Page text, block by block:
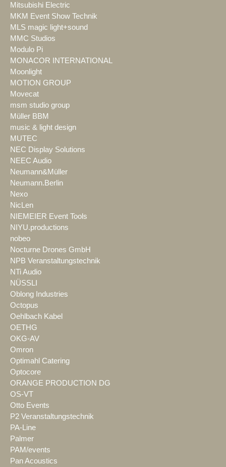
Mitsubishi Electric
MKM Event Show Technik
MLS magic light+sound
MMC Studios
Modulo Pi
MONACOR INTERNATIONAL
Moonlight
MOTION GROUP
Movecat
msm studio group
Müller BBM
music & light design
MUTEC
NEC Display Solutions
NEEC Audio
Neumann&Müller
Neumann.Berlin
Nexo
NicLen
NIEMEIER Event Tools
NIYU.productions
nobeo
Nocturne Drones GmbH
NPB Veranstaltungstechnik
NTi Audio
NÜSSLI
Oblong Industries
Octopus
Oehlbach Kabel
OETHG
OKG-AV
Omron
Optimahl Catering
Optocore
ORANGE PRODUCTION DG
OS-VT
Otto Events
P2 Veranstaltungstechnik
PA-Line
Palmer
PAM/events
Pan Acoustics